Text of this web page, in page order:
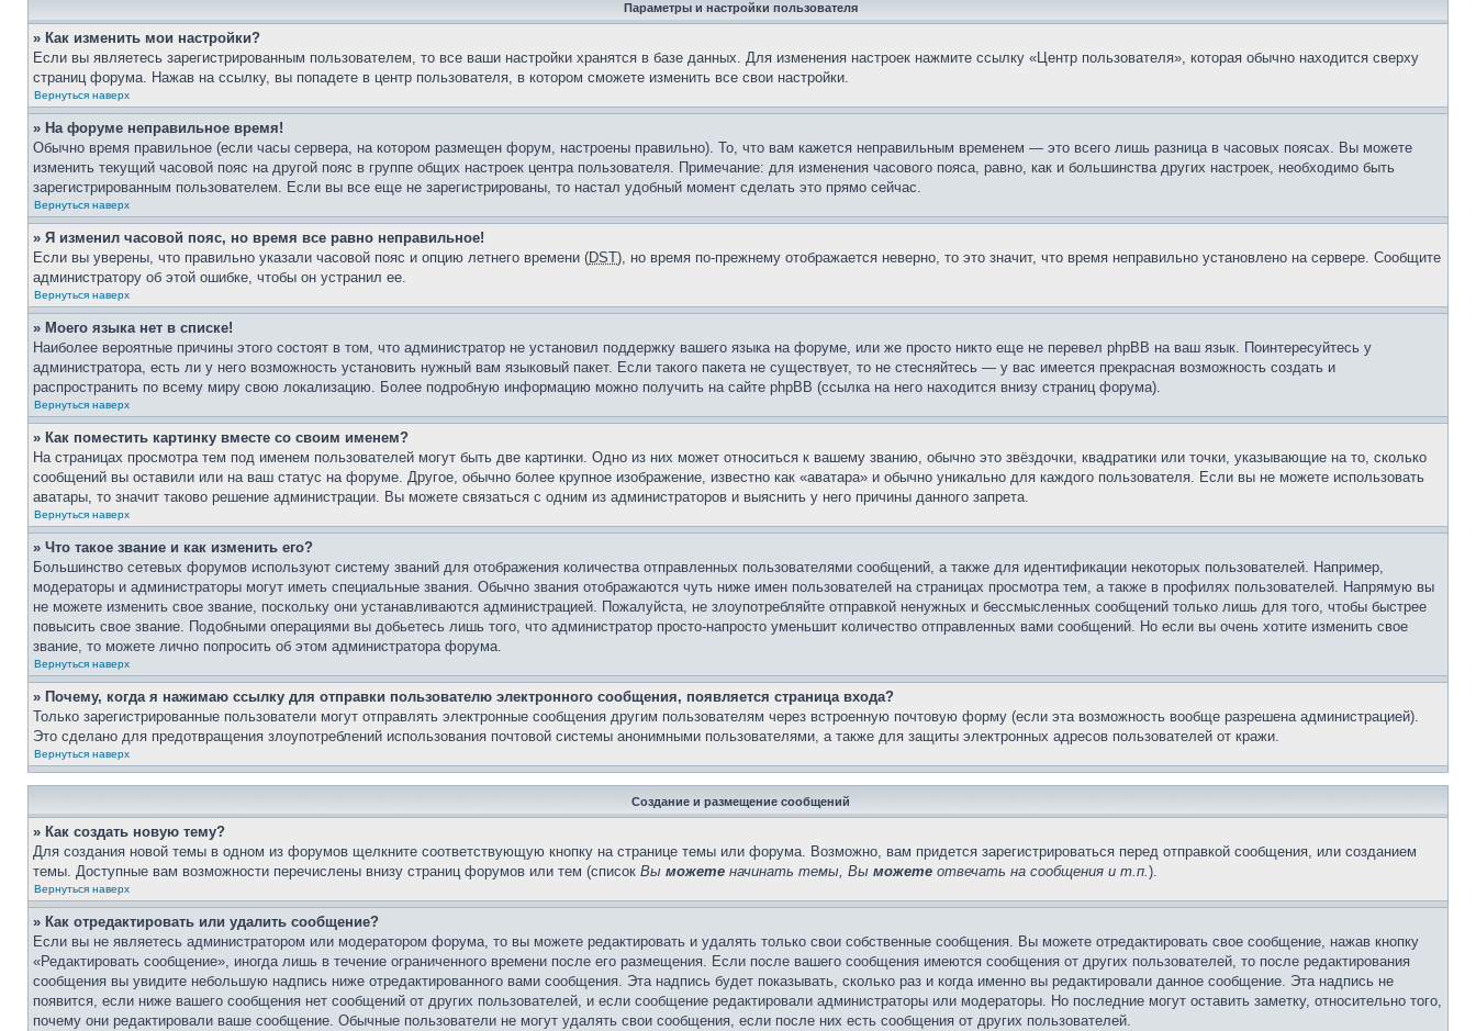
Параметры и настройки пользователя
» Как изменить мои настройки?
Если вы являетесь зарегистрированным пользователем, то все ваши настройки хранятся в базе данных. Для изменения настроек нажмите ссылку «Центр пользователя», которая обычно находится сверху
страниц форума. Нажав на ссылку, вы попадете в центр пользователя, в котором сможете изменить все свои настройки.
Вернуться наверх
» На форуме неправильное время!
Обычно время правильное (если часы сервера, на котором размещен форум, настроены правильно). То, что вам кажется неправильным временем — это всего лишь разница в часовых поясах. Вы можете
изменить текущий часовой пояс на другой пояс в группе общих настроек центра пользователя. Примечание: для изменения часового пояса, равно, как и большинства других настроек, необходимо быть
зарегистрированным пользователем. Если вы все еще не зарегистрированы, то настал удобный момент сделать это прямо сейчас.
Вернуться наверх
» Я изменил часовой пояс, но время все равно неправильное!
Если вы уверены, что правильно указали часовой пояс и опцию летнего времени (DST), но время по-прежнему отображается неверно, то это значит, что время неправильно установлено на сервере. Сообщите
администратору об этой ошибке, чтобы он устранил ее.
Вернуться наверх
» Моего языка нет в списке!
Наиболее вероятные причины этого состоят в том, что администратор не установил поддержку вашего языка на форуме, или же просто никто еще не перевел phpBB на ваш язык. Поинтересуйтесь у
администратора, есть ли у него возможность установить нужный вам языковый пакет. Если такого пакета не существует, то не стесняйтесь — у вас имеется прекрасная возможность создать и
распространить по всему миру свою локализацию. Более подробную информацию можно получить на сайте phpBB (ссылка на него находится внизу страниц форума).
Вернуться наверх
» Как поместить картинку вместе со своим именем?
На страницах просмотра тем под именем пользователей могут быть две картинки. Одно из них может относиться к вашему званию, обычно это звёздочки, квадратики или точки, указывающие на то, сколько
сообщений вы оставили или на ваш статус на форуме. Другое, обычно более крупное изображение, известно как «аватара» и обычно уникально для каждого пользователя. Если вы не можете использовать
аватары, то значит таково решение администрации. Вы можете связаться с одним из администраторов и выяснить у него причины данного запрета.
Вернуться наверх
» Что такое звание и как изменить его?
Большинство сетевых форумов используют систему званий для отображения количества отправленных пользователями сообщений, а также для идентификации некоторых пользователей. Например,
модераторы и администраторы могут иметь специальные звания. Обычно звания отображаются чуть ниже имен пользователей на страницах просмотра тем, а также в профилях пользователей. Напрямую вы
не можете изменить свое звание, поскольку они устанавливаются администрацией. Пожалуйста, не злоупотребляйте отправкой ненужных и бессмысленных сообщений только лишь для того, чтобы быстрее
повысить свое звание. Подобными операциями вы добьетесь лишь того, что администратор просто-напросто уменьшит количество отправленных вами сообщений. Но если вы очень хотите изменить свое
звание, то можете лично попросить об этом администратора форума.
Вернуться наверх
» Почему, когда я нажимаю ссылку для отправки пользователю электронного сообщения, появляется страница входа?
Только зарегистрированные пользователи могут отправлять электронные сообщения другим пользователям через встроенную почтовую форму (если эта возможность вообще разрешена администрацией).
Это сделано для предотвращения злоупотреблений использования почтовой системы анонимными пользователями, а также для защиты электронных адресов пользователей от кражи.
Вернуться наверх
Создание и размещение сообщений
» Как создать новую тему?
Для создания новой темы в одном из форумов щелкните соответствующую кнопку на странице темы или форума. Возможно, вам придется зарегистрироваться перед отправкой сообщения, или созданием
темы. Доступные вам возможности перечислены внизу страниц форумов или тем (список Вы можете начинать темы, Вы можете отвечать на сообщения и т.п.).
Вернуться наверх
» Как отредактировать или удалить сообщение?
Если вы не являетесь администратором или модератором форума, то вы можете редактировать и удалять только свои собственные сообщения. Вы можете отредактировать свое сообщение, нажав кнопку
«Редактировать сообщение», иногда лишь в течение ограниченного времени после его размещения. Если после вашего сообщения имеются сообщения от других пользователей, то после редактирования
сообщения вы увидите небольшую надпись ниже отредактированного вами сообщения. Эта надпись будет показывать, сколько раз и когда именно вы редактировали данное сообщение. Эта надпись не
появится, если ниже вашего сообщения нет сообщений от других пользователей, и если сообщение редактировали администраторы или модераторы. Но последние могут оставить заметку, относительно того,
почему они редактировали ваше сообщение. Обычные пользователи не могут удалять свои сообщения, если после них есть сообщения от других пользователей.